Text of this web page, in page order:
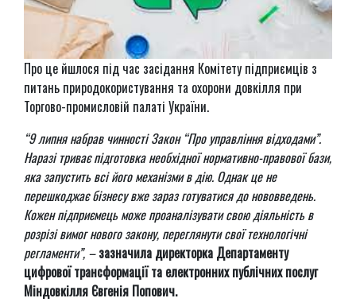
Про це йшлося під час засідання Комітету підприємців з
питань природокористування та охорони довкілля при
Торгово-промисловій палаті України.
“9 липня набрав чинності Закон “Про управління відходами”.
Наразі триває підготовка необхідної нормативно-правової бази,
яка запустить всі його механізми в дію. Однак це не
перешкоджає бізнесу вже зараз готуватися до нововведень.
Кожен підприємець може проаналізувати свою діяльність в
розрізі вимог нового закону, переглянути свої технологічні
регламенти”, –зазначила директорка Департаменту
цифрової трансформації та електронних публічних послуг
Міндовкілля Євгенія Попович.